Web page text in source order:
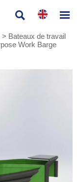
 
> Bateaux de travail
Work Barge